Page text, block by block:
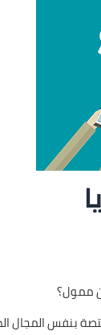
ممول؟
بنفس المجال